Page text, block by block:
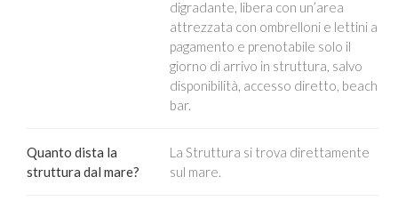
digradante, libera con un’area
attrezzata con ombrelloni e lettini a
pagamento e prenotabile solo il
giorno di arrivo in struttura, salvo
disponibilità, accesso diretto, beach
bar.
Quanto dista la
struttura dal mare?
La Struttura si trova direttamente
sul mare.